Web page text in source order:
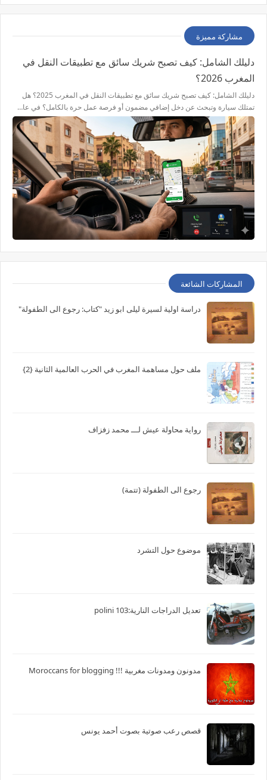
مشاركة مميزة
دليلك الشامل: كيف تصبح شريك سائق مع تطبيقات النقل في
المغرب 2026؟
دليلك الشامل: كيف تصبح شريك سائق مع تطبيقات النقل في المغرب 2025؟ هل
تمتلك سيارة وتبحث عن دخل إضافي مضمون أو فرصة عمل حرة بالكامل؟ في عا…
المشاركات الشائعة
دراسة اولية لسيرة ليلى ابو زيد "كتاب: رجوع الى الطفولة"
ملف حول مساهمة المغرب في الحرب العالمية الثانية {2}
رواية محاولة عيش لـــ محمد زفزاف
رجوع الى الطفولة (تتمة)
موضوع حول التشرد
تعديل الدراجات النارية:103 polini
مدونون ومدونات مغربية !!! Moroccans for blogging
قصص رعب صوتية بصوت أحمد يونس